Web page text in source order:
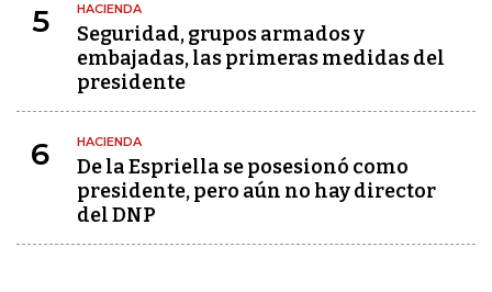
5 HACIENDA
Seguridad, grupos armados y
embajadas, las primeras medidas del
presidente
6 HACIENDA
De la Espriella se posesionó como
presidente, pero aún no hay director
del DNP